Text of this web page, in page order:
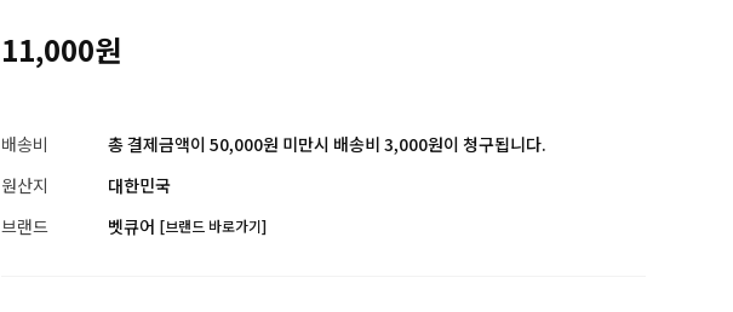
11,000원
배송비
총 결제금액이 50,000원 미만시 배송비 3,000원이 청구됩니다.
원산지
대한민국
브랜드
벳큐어 [브랜드 바로가기]